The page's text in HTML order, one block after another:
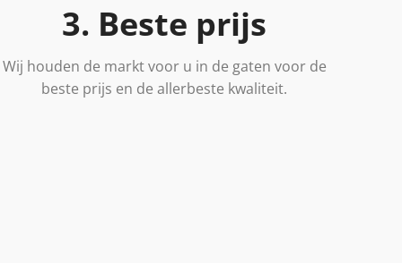
3. Beste prijs
Wij houden de markt voor u in de gaten voor de
beste prijs en de allerbeste kwaliteit.